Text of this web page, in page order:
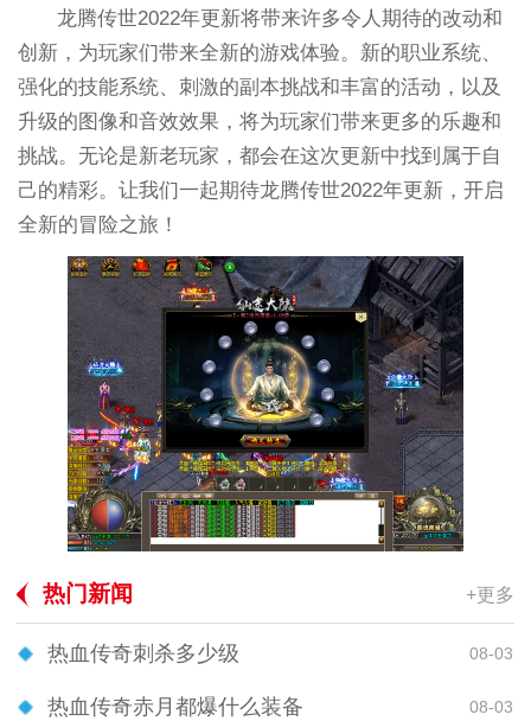
龙腾传世2022年更新将带来许多令人期待的改动和
创新，为玩家们带来全新的游戏体验。新的职业系统、
强化的技能系统、刺激的副本挑战和丰富的活动，以及
升级的图像和音效效果，将为玩家们带来更多的乐趣和
挑战。无论是新老玩家，都会在这次更新中找到属于自
己的精彩。让我们一起期待龙腾传世2022年更新，开启
全新的冒险之旅！
热门新闻 +更多
热血传奇刺杀多少级 08-03
热血传奇赤月都爆什么装备 08-03